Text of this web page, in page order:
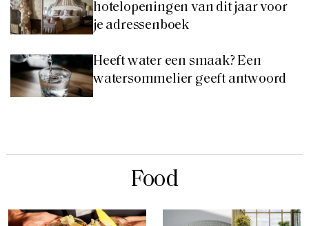
hotelopeningen van dit jaar voor
je adressenboek
Heeft water een smaak? Een
watersommelier geeft antwoord
Food